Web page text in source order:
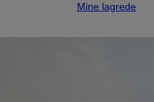
Mine lagrede